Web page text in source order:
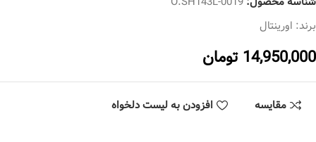
برند: اورینتال
14,950,000 تومان
مقایسه افزودن به لیست دلخواه